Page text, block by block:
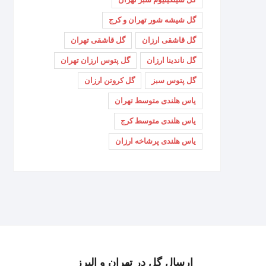
گل شیشه شور تهران و کرج
گل قاشقی ارزان گل قاشقی تهران
گل ناندینا ارزان گل پتوس ارزان تهران
گل پتوس سبز گل کروتن ارزان
یاس هلندی متوسط تهران
یاس هلندی متوسط کرج
یاس هلندی پرشاخه ارزان
ارسال گل در تهران و البرز